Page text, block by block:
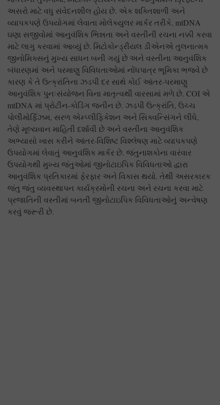
અસરો માટે વધુ સંવેદનશીલ હોય છે. એક શક્તિશાળી અને
વ્યાપકપણે ઉપયોગમાં લેવાતા મોલેક્યુલર માર્કર તરીકે, mtDNA
ઘણા સજીવોમાં આનુવંશિક ભિન્નતા અને વસ્તીની રચના નક્કી કરવા
માટે લાગુ કરવામાં આવ્યું છે. મિટોકોન્ડ્રીયલ ડીએનએ તુલનાત્મક
જીનોમિક્સનું મુખ્ય સાધન બની ગયું છે અને વસ્તીના આનુવંશિક
બંધારણમાં અને પરમાણુ વિવિધતાઓમાં નોંધપાત્ર ભૂમિકા ભજવે છે
કારણ કે તે ઉત્ક્રાંતિના ઝડપી દર સાથે કોઈ આંતર-પરમાણુ
આનુવંશિક પુનઃસંયોજન વિના માતૃત્વથી વારસામાં મળે છે. COI એ
mtDNA માં પ્રોટીન-કોડિંગ જનીન છે. ઝડપી ઉત્ક્રાંતિ, ઉચ્ચ
પોલીમોર્ફિઝમ, સરળ એમ્પ્લીફિકેશન અને સિક્વન્સિંગને લીધે,
તેણે મૂલ્યવાન માહિતી દર્શાવી છે અને વસ્તીના આનુવંશિક
અભ્યાસો ખાસ કરીને આંતર-વિશિષ્ટ વિશ્લેષણ માટે વ્યાપકપણે
ઉપયોગમાં લેવાતું આનુવંશિક માર્કર છે. જંતુનાશકોના વારંવાર
ઉપયોગથી મુખ્ય જંતુઓમાં જીનોટાઇપિક વિવિધતાઓ દ્વારા
આનુવંશિક પ્રતિકારમાં ફેરફાર અને વિકાસ થયો. તેથી અસરકારક
જંતુ જંતુ વ્યવસ્થાપન કાર્યક્રમોની રચના અને રચના કરવા માટે
પ્રજાતિની વસ્તીમાં બનતી જીનોટાઇપિક વિવિધતાઓનું અન્વેષણ
કરવું જરૂરી છે.